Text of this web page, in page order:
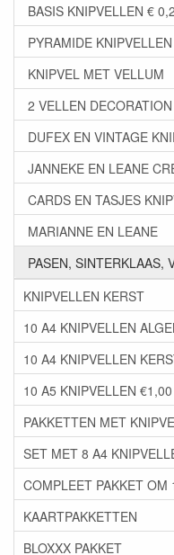
BASIS KNIPVELLEN €
PYRAMIDE KNIPVELLEN
KNIPVEL MET VELLUM
2 VELLEN
DUFEX EN VINTAGE
JANNEKE EN LEANE
CARDS EN TASJES
MARIANNE EN LEANE
PASEN, SINTERKLAAS,
KNIPVELLEN KERST
10 A4 KNIPVELLEN
10 A4 KNIPVELLEN
10 A5 KNIPVELLEN €1,00
PAKKETTEN MET
SET MET 8 A4
COMPLEET PAKKET OM
KAARTPAKKETTEN
BLOXXX PAKKET